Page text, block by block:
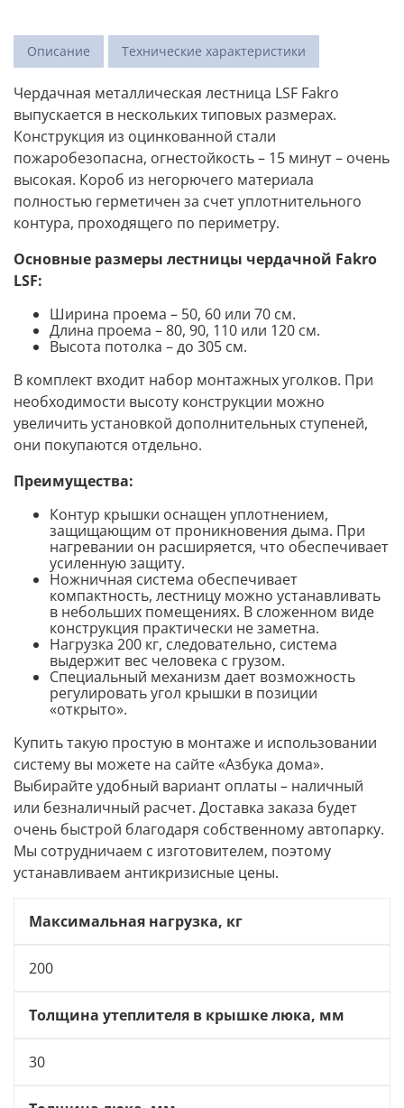
Описание Технические характеристики
Чердачная металлическая лестница LSF Fakro
выпускается в нескольких типовых размерах.
Конструкция из оцинкованной стали
пожаробезопасна, огнестойкость – 15 минут – очень
высокая. Короб из негорючего материала
полностью герметичен за счет уплотнительного
контура, проходящего по периметру.
Основные размеры лестницы чердачной Fakro
LSF:
Ширина проема – 50, 60 или 70 см.
Длина проема – 80, 90, 110 или 120 см.
Высота потолка – до 305 см.
В комплект входит набор монтажных уголков. При
необходимости высоту конструкции можно
увеличить установкой дополнительных ступеней,
они покупаются отдельно.
Преимущества:
Контур крышки оснащен уплотнением,
защищающим от проникновения дыма. При
нагревании он расширяется, что обеспечивает
усиленную защиту.
Ножничная система обеспечивает
компактность, лестницу можно устанавливать
в небольших помещениях. В сложенном виде
конструкция практически не заметна.
Нагрузка 200 кг, следовательно, система
выдержит вес человека с грузом.
Специальный механизм дает возможность
регулировать угол крышки в позиции
«открыто».
Купить такую простую в монтаже и использовании
систему вы можете на сайте «Азбука дома».
Выбирайте удобный вариант оплаты – наличный
или безналичный расчет. Доставка заказа будет
очень быстрой благодаря собственному автопарку.
Мы сотрудничаем с изготовителем, поэтому
устанавливаем антикризисные цены.
Максимальная нагрузка, кг
200
Толщина утеплителя в крышке люка, мм
30